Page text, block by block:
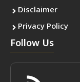
Disclaimer
Privacy Policy
Follow Us